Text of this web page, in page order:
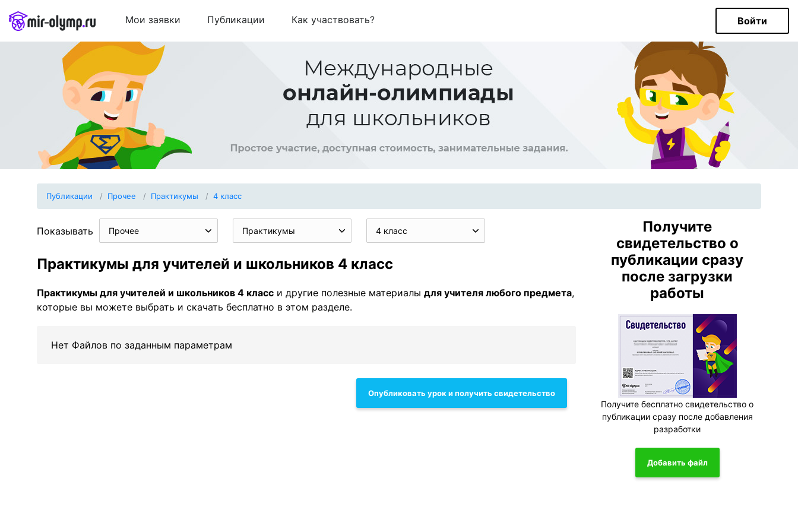
Мои заявки Публикации Как участвовать? Войти
Публикации Прочее Практикумы 4 класс
Показывать Прочее Практикумы 4 класс
Практикумы для учителей и школьников 4 класс
Практикумы для учителей и школьников 4 класс и другие полезные материалы для учителя любого предмета,
которые вы можете выбрать и скачать бесплатно в этом разделе.
Нет Файлов по заданным параметрам
Опубликовать урок и получить свидетельство
Получите
свидетельство о
публикации сразу
после загрузки
работы
Получите бесплатно свидетельство о
публикации сразу после добавления
разработки
Добавить файл